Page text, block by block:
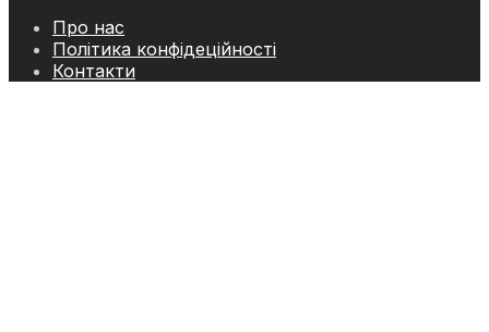
Про нас
Політика конфідеційності
Контакти